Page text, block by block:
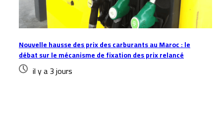
Nouvelle hausse des prix des carburants au Maroc : le
débat sur le mécanisme de fixation des prix relancé
il y a 3 jours